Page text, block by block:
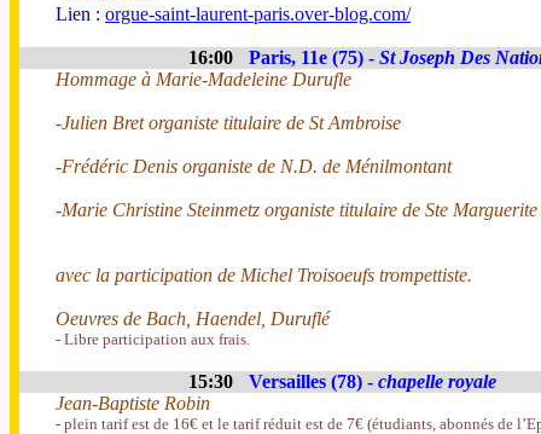
Lien : orgue-saint-laurent-paris.over-blog.com/
16:00 Paris, 11e (75) - St Joseph Des
Hommage à Marie-Madeleine Durufle
-Julien Bret organiste titulaire de St Ambroise
-Frédéric Denis organiste de N.D. de Ménilmontant
-Marie Christine Steinmetz organiste titulaire de Ste Marguerite
avec la participation de Michel Troisoeufs trompettiste.
Oeuvres de Bach, Haendel, Duruflé
- Libre participation aux frais.
15:30 Versailles (78) - chapelle royale
Jean-Baptiste Robin
- plein tarif est de 16€ et le tarif réduit est de 7€ (étudiants, abonnés de